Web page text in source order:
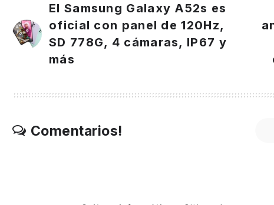
El Samsung Galaxy A52s es
oficial con panel de 120Hz,
SD 778G, 4 cámaras, IP67 y
más
Comentarios!